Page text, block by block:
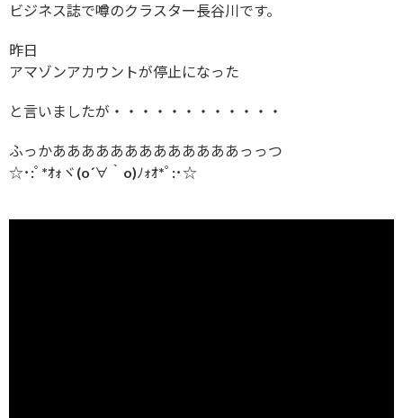
ビジネス誌で噂のクラスター長谷川です。
昨日
アマゾンアカウントが停止になった
と言いましたが・・・・・・・・・・・・
ふっかあああああああああああああっっつ
☆･:ﾟ*ｵｫヾ(o´∀｀o)ﾉｫｵ*ﾟ:･☆